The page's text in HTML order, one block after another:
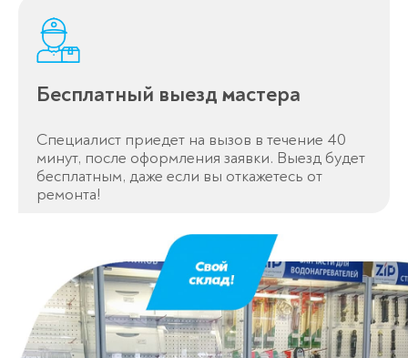
Бесплатный выезд мастера
Специалист приедет на вызов в течение 40
минут, после оформления заявки. Выезд будет
бесплатным, даже если вы откажетесь от
ремонта!
Оставьте заявку
перезвоним в течение 3-х минут